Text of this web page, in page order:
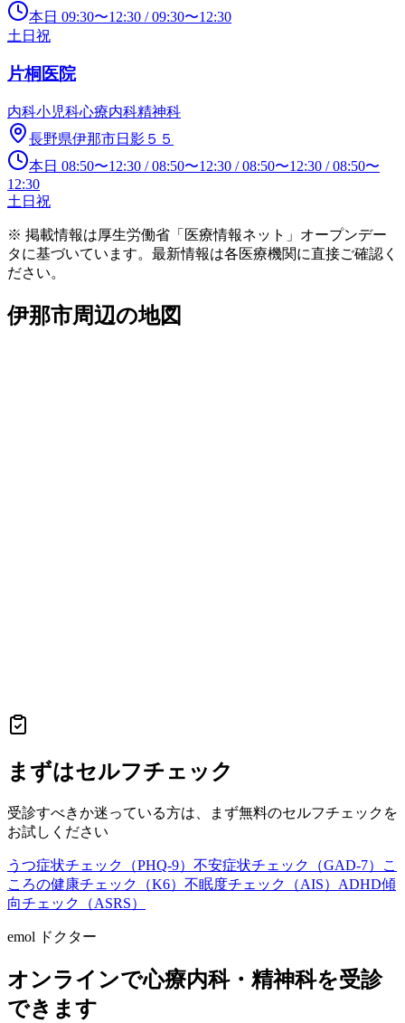
本日 09:30〜12:30 /09:30〜12:30
土日祝
片桐医院
内科小児科心療内科精神科
長野県伊那市日影５５
本日 08:50〜12:30 /08:50〜12:30 /08:50〜12:30 /08:50〜
12:30
土日祝
※ 掲載情報は厚生労働省「医療情報ネット」オープンデー
タに基づいています。最新情報は各医療機関に直接ご確認く
ださい。
伊那市周辺の地図
まずはセルフチェック
受診すべきか迷っている方は、まず無料のセルフチェックを
お試しください
うつ症状チェック（PHQ-9） 不安症状チェック（GAD-7）
こ
ころの健康チェック（K6） 不眠度チェック（AIS） ADHD傾
向チェック（ASRS）
emol ドクター
オンラインで心療内科・精神科を受診
できます